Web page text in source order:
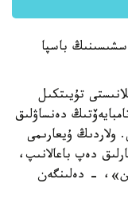
باسپا
تۇيىتكىل
دەنساۋلىق
ولاردىڭ ۇيعارىمى
دەپ باعالانىپ،
- دەلىنگەن